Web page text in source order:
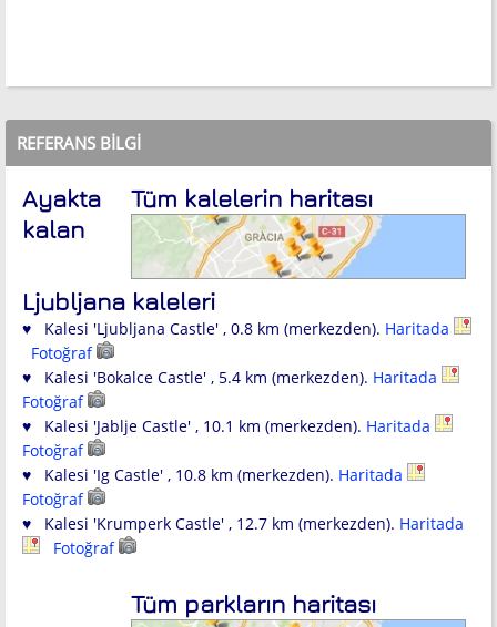
REFERANS BILGI
Tüm kalelerin haritası
Ayakta
kalan
Ljubljana kaleleri
♥ Kalesi 'Ljubljana Castle' , 0.8 km (merkezden). Haritada
Fotoğraf
♥ Kalesi 'Bokalce Castle' , 5.4 km (merkezden). Haritada
Fotoğraf
♥ Kalesi 'Jablje Castle' , 10.1 km (merkezden). Haritada
Fotoğraf
♥ Kalesi 'Ig Castle' , 10.8 km (merkezden). Haritada
Fotoğraf
♥ Kalesi 'Krumperk Castle' , 12.7 km (merkezden). Haritada
Fotoğraf
Tüm parkların haritası